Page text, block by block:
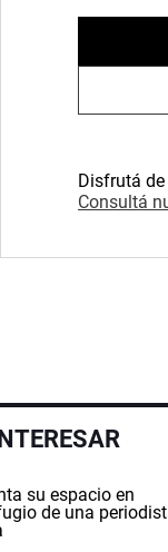
Disfrutá
Consultá